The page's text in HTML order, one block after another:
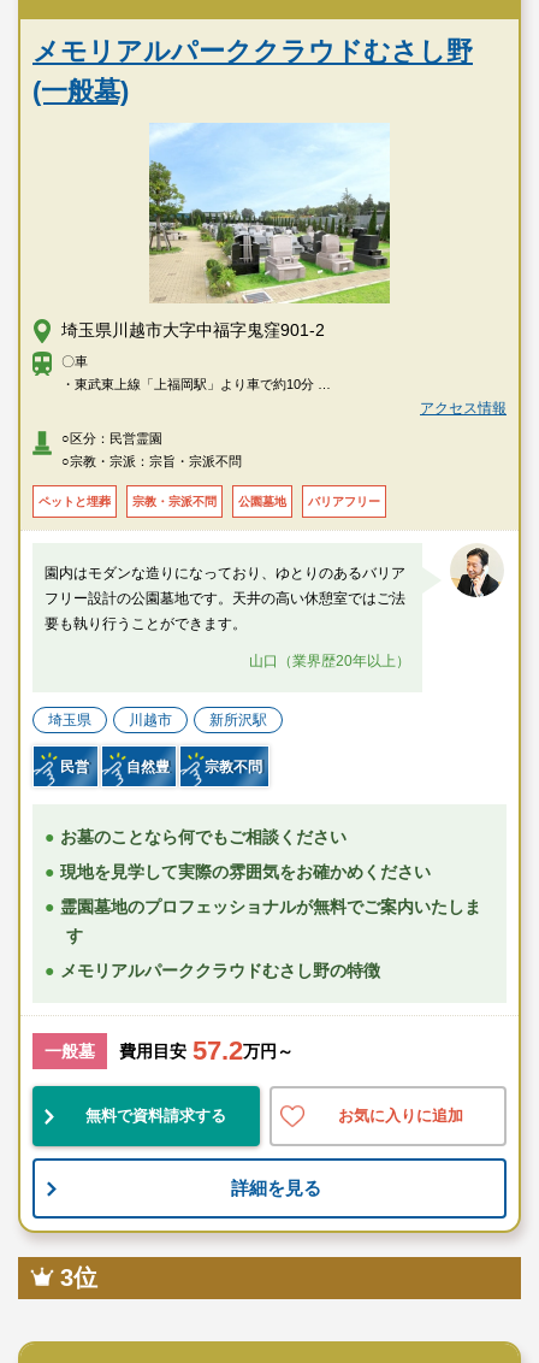
メモリアルパーククラウドむさし野
(一般墓)
埼玉県川越市大字中福字鬼窪901-2
〇車
・東武東上線「上福岡駅」より車で約10分
・関越自動車道「所沢インター」より車で約15分
アクセス情報
○区分：民営霊園
○宗教・宗派：宗旨・宗派不問
ペットと埋葬 宗教・宗派不問 公園墓地 バリアフリー
園内はモダンな造りになっており、ゆとりのあるバリア
フリー設計の公園墓地です。天井の高い休憩室ではご法
要も執り行うことができます。
山口（業界歴20年以上）
埼玉県 川越市 新所沢駅
民営 自然豊 宗教不問
お墓のことなら何でもご相談ください
現地を見学して実際の雰囲気をお確かめください
霊園墓地のプロフェッショナルが無料でご案内いたしま
す
メモリアルパーククラウドむさし野の特徴
一般墓 費用目安 57.2万円～
無料で資料請求する お気に入りに追加
詳細を見る
3位